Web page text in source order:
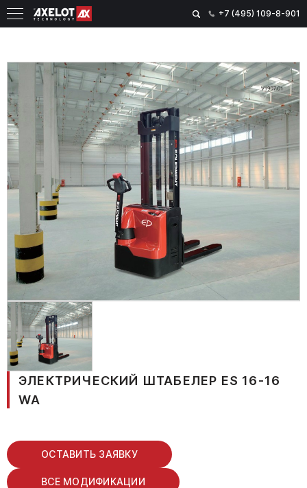
+7 (495) 109-8-901
ЭЛЕКТРИЧЕСКИЙ ШТАБЕЛЕР ES 16-16
WA
ОСТАВИТЬ ЗАЯВКУ
ВСЕ МОДИФИКАЦИИ